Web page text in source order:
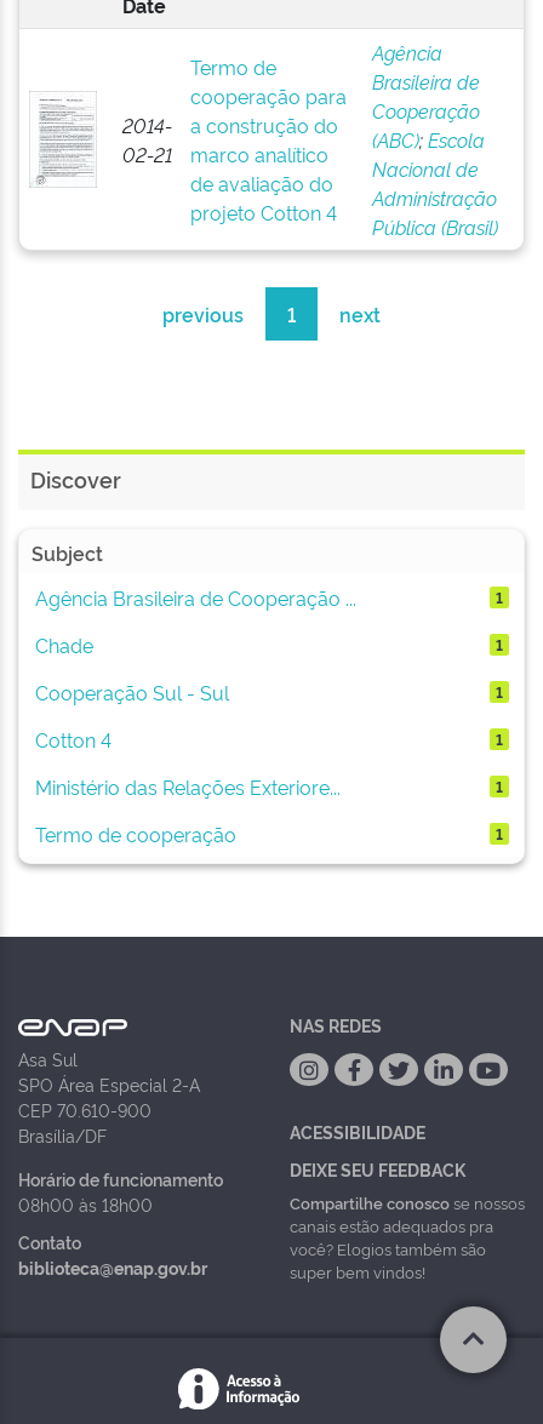
2014-
02-21
Termo de
cooperação para
a construção do
marco analítico
de avaliação do
projeto Cotton 4
Agência
Brasileira de
Cooperação
(ABC);Escola
Nacional de
Administração
Pública (Brasil)
previous 1 next
Discover
Subject
Agência Brasileira de Cooperação ...
1
Chade 1
Cooperação Sul - Sul 1
Cotton 4 1
Ministério das Relações Exteriore... 1
Termo de cooperação 1
Asa Sul
SPO Área Especial 2-A
CEP 70.610-900
Brasília/DF
Horário de funcionamento
08h00 às 18h00
Contato
biblioteca@enap.gov.br
NAS REDES
ACESSIBILIDADE
DEIXE SEU FEEDBACK
Compartilhe conoscose nossos
canais estão adequados pra
você? Elogios também são
super bem vindos!